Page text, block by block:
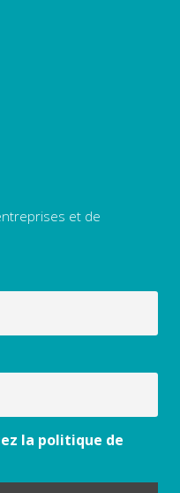
et de
la politique de